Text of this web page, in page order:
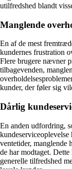
utilfredshed blandt
Manglende
En af de mest
kundernes frustration
Flere brugere nævner
tilbagevenden,
kunder, der føler sig
Dårlig
En anden udfordring,
ventetider, manglende
de har modtaget.
generelle tilfredshed